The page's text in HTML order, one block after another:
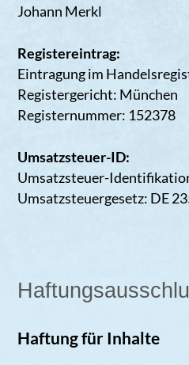
Johann Merkl
Registereintrag:
Eintragung im
Registergericht: München
Registernummer: 152378
Umsatzsteuer-ID:
Umsatzsteuer-
Umsatzsteuergesetz: DE
Haftung für Inhalte